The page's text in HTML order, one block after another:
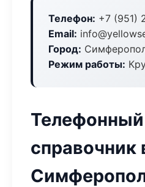
Телефон: +7 (951)
Email:
Город:
Режим работы:
Телефонный
справочник